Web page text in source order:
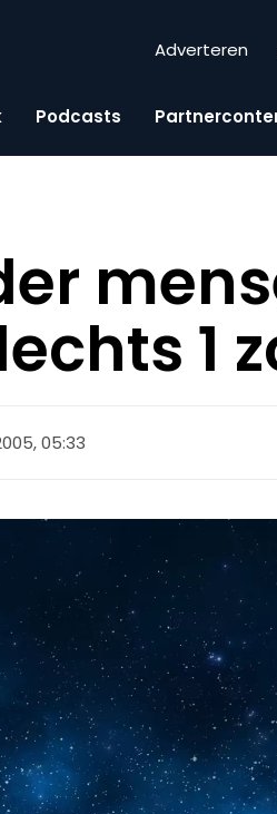
Adverteren
Podcasts
1
05:33